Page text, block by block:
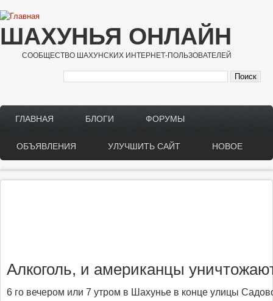
Перейти к основному содержанию
ШАХУНЬЯ ОНЛАЙН
СООБЩЕСТВО ШАХУНСКИХ ИНТЕРНЕТ-ПОЛЬЗОВАТЕЛЕЙ
Main menu
ГЛАВНАЯ БЛОГИ ФОРУМЫ
ОБЪЯВЛЕНИЯ УЛУЧШИТЬ САЙТ НОВОЕ
Алкоголь, и американцы
6 го вечером или 7 утром в Шахунье в конце улицы